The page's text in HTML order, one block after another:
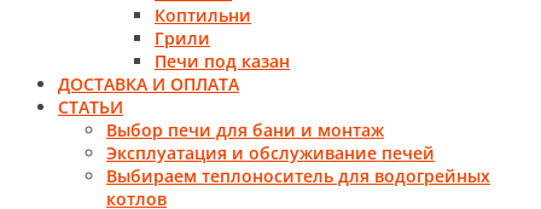
Коптильни
Грили
Печи под казан
ДОСТАВКА И ОПЛАТА
СТАТЬИ
Выбор печи для бани и монтаж
Эксплуатация и обслуживание печей
Выбираем теплоноситель для водогрейных
котлов